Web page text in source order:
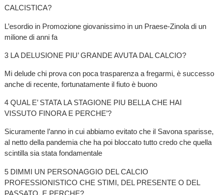
CALCISTICA?
L’esordio in Promozione giovanissimo in un Praese-Zinola di un
milione di anni fa
3 LA DELUSIONE PIU’ GRANDE AVUTA DAL CALCIO?
Mi delude chi prova con poca trasparenza a fregarmi, è successo
anche di recente, fortunatamente il fiuto è buono
4 QUAL E’ STATA LA STAGIONE PIU BELLA CHE HAI
VISSUTO FINORA E PERCHE’?
Sicuramente l’anno in cui abbiamo evitato che il Savona sparisse,
al netto della pandemia che ha poi bloccato tutto credo che quella
scintilla sia stata fondamentale
5 DIMMI UN PERSONAGGIO DEL CALCIO
PROFESSIONISTICO CHE STIMI, DEL PRESENTE O DEL
PASSATO, E PERCHE?